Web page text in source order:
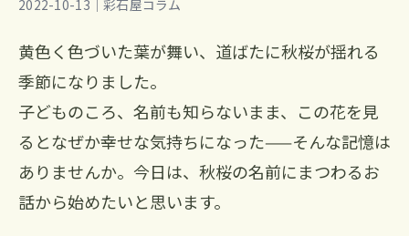
2022-10-13｜彩石屋コラム
黄色く色づいた葉が舞い、道ばたに秋桜が揺れる
季節になりました。
子どものころ、名前も知らないまま、この花を見
るとなぜか幸せな気持ちになった——そんな記憶は
ありませんか。今日は、秋桜の名前にまつわるお
話から始めたいと思います。